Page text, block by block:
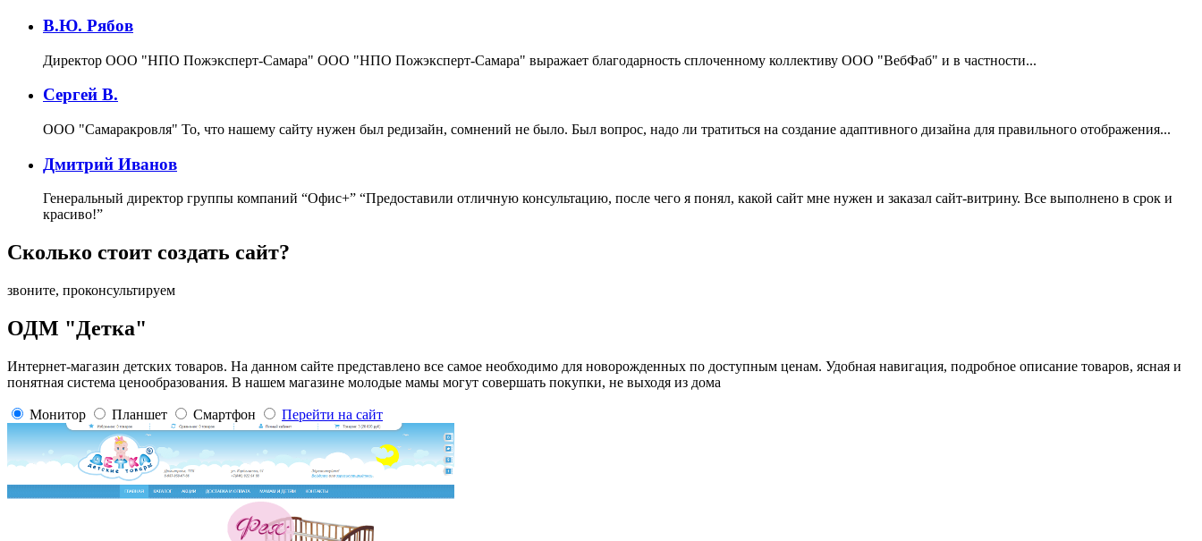
В.Ю. Рябов
Директор ООО "НПО Пожэксперт-Самара" ООО "НПО Пожэксперт-Самара" выражает благодарность сплоченному коллективу ООО "ВебФаб" и в частности...
Сергей В.
ООО "Самаракровля" То, что нашему сайту нужен был редизайн, сомнений не было. Был вопрос, надо ли тратиться на создание адаптивного дизайна для правильного отображения...
Дмитрий Иванов
Генеральный директор группы компаний “Офис+” “Предоставили отличную консультацию, после чего я понял, какой сайт мне нужен и заказал сайт-витрину. Все выполнено в срок и
красиво!”
Сколько стоит создать сайт?
звоните, проконсультируем
ОДМ "Детка"
Интернет-магазин детских товаров. На данном сайте представлено все самое необходимо для новорожденных по доступным ценам. Удобная навигация, подробное описание товаров, ясная и
понятная система ценообразования. В нашем магазине молодые мамы могут совершать покупки, не выходя из дома
Монитор Планшет Смартфон Перейти на сайт